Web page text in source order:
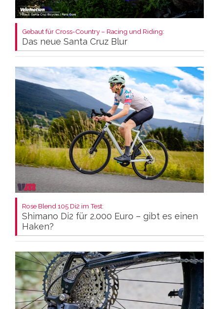
Gebaut für Cross-Country – Racing und Riding:
Das neue Santa Cruz Blur
Rose Blend 105 Di2 im Test:
Shimano Di2 für 2.000 Euro – gibt es einen
Haken?